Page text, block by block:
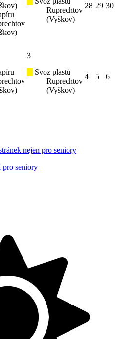
Ruprechtov
(Vyškov)
28 29 30
3
Svoz plastů
Ruprechtov
(Vyškov)
4 5 6
nejen pro seniory